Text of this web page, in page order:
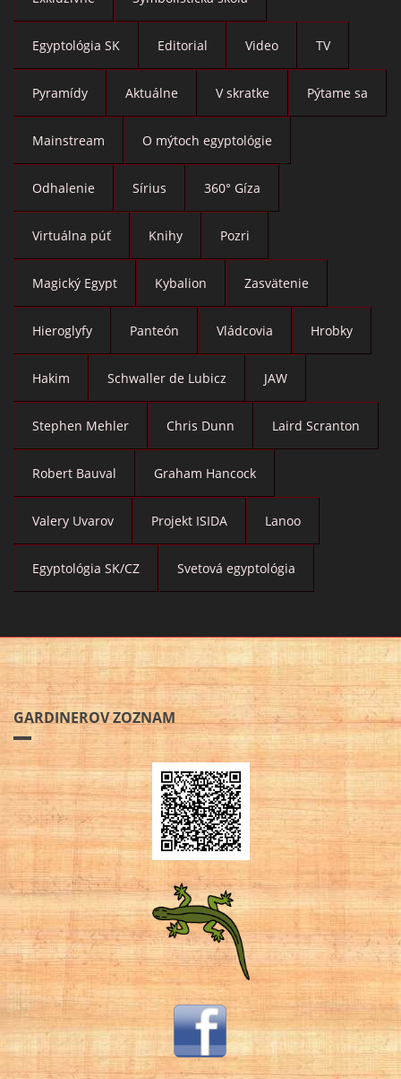
Egyptológia SK Editorial Video TV
Pyramídy Aktuálne V skratke Pýtame sa
Mainstream O mýtoch egyptológie
Odhalenie Sírius 360° Gíza
Virtuálna púť Knihy Pozri
Magický Egypt Kybalion Zasvätenie
Hieroglyfy Panteón Vládcovia Hrobky
Hakim Schwaller de Lubicz JAW
Stephen Mehler Chris Dunn Laird Scranton
Robert Bauval Graham Hancock
Valery Uvarov Projekt ISIDA Lanoo
Egyptológia SK/CZ Svetová egyptológia
GARDINEROV ZOZNAM